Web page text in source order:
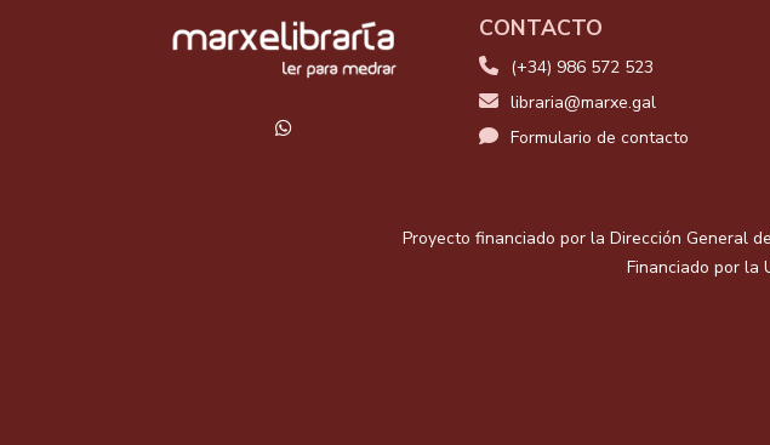
CONTACTO
(+34) 986 572 523
libraria@marxe.gal
Formulario de contacto
Proyecto financiado por la Dirección General
Financiado por la